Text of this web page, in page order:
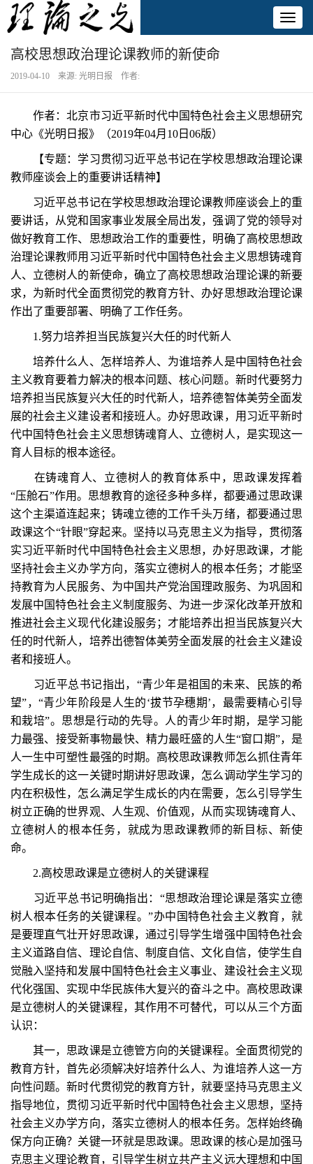
高校思想政治理论课教师的新使命
2019-04-10 来源: 光明日报 作者:
作者：北京市习近平新时代中国特色社会主义思想研究
中心《光明日报》（2019年04月10日06版）
【专题：学习贯彻习近平总书记在学校思想政治理论课
教师座谈会上的重要讲话精神】
习近平总书记在学校思想政治理论课教师座谈会上的重
要讲话，从党和国家事业发展全局出发，强调了党的领导对
做好教育工作、思想政治工作的重要性，明确了高校思想政
治理论课教师用习近平新时代中国特色社会主义思想铸魂育
人、立德树人的新使命，确立了高校思想政治理论课的新要
求，为新时代全面贯彻党的教育方针、办好思想政治理论课
作出了重要部署、明确了工作任务。
1.努力培养担当民族复兴大任的时代新人
培养什么人、怎样培养人、为谁培养人是中国特色社会
主义教育要着力解决的根本问题、核心问题。新时代要努力
培养担当民族复兴大任的时代新人，培养德智体美劳全面发
展的社会主义建设者和接班人。办好思政课，用习近平新时
代中国特色社会主义思想铸魂育人、立德树人，是实现这一
育人目标的根本途径。
在铸魂育人、立德树人的教育体系中，思政课发挥着
“压舱石”作用。思想教育的途径多种多样，都要通过思政课
这个主渠道连起来；铸魂立德的工作千头万绪，都要通过思
政课这个“针眼”穿起来。坚持以马克思主义为指导，贯彻落
实习近平新时代中国特色社会主义思想，办好思政课，才能
坚持社会主义办学方向，落实立德树人的根本任务；才能坚
持教育为人民服务、为中国共产党治国理政服务、为巩固和
发展中国特色社会主义制度服务、为进一步深化改革开放和
推进社会主义现代化建设服务；才能培养出担当民族复兴大
任的时代新人，培养出德智体美劳全面发展的社会主义建设
者和接班人。
习近平总书记指出，“青少年是祖国的未来、民族的希
望”，“青少年阶段是人生的‘拔节孕穗期’，最需要精心引导
和栽培”。思想是行动的先导。人的青少年时期，是学习能
力最强、接受新事物最快、精力最旺盛的人生“窗口期”，是
人一生中可塑性最强的时期。高校思政课教师怎么抓住青年
学生成长的这一关键时期讲好思政课，怎么调动学生学习的
内在积极性，怎么满足学生成长的内在需要，怎么引导学生
树立正确的世界观、人生观、价值观，从而实现铸魂育人、
立德树人的根本任务，就成为思政课教师的新目标、新使
命。
2.高校思政课是立德树人的关键课程
习近平总书记明确指出：“思想政治理论课是落实立德
树人根本任务的关键课程。”办中国特色社会主义教育，就
是要理直气壮开好思政课，通过引导学生增强中国特色社会
主义道路自信、理论自信、制度自信、文化自信，使学生自
觉融入坚持和发展中国特色社会主义事业、建设社会主义现
代化强国、实现中华民族伟大复兴的奋斗之中。高校思政课
是立德树人的关键课程，其作用不可替代，可以从三个方面
认识：
其一，思政课是立德管方向的关键课程。全面贯彻党的
教育方针，首先必须解决好培养什么人、为谁培养人这一方
向性问题。新时代贯彻党的教育方针，就要坚持马克思主义
指导地位，贯彻习近平新时代中国特色社会主义思想，坚持
社会主义办学方向，落实立德树人的根本任务。怎样始终确
保方向正确？关键一环就是思政课。思政课的核心是加强马
克思主义理论教育，引导学生树立共产主义远大理想和中国